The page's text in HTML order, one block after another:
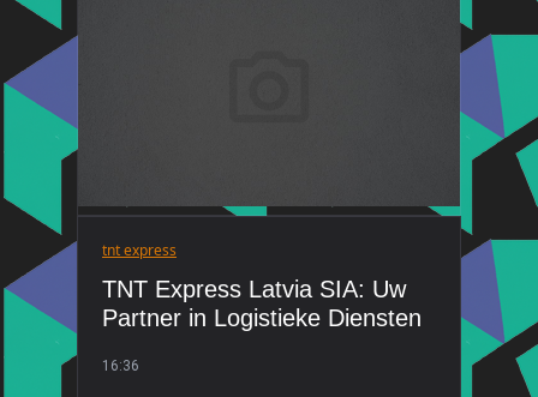
tnt express
TNT Express Latvia SIA: Uw
Partner in Logistieke Diensten
16:36